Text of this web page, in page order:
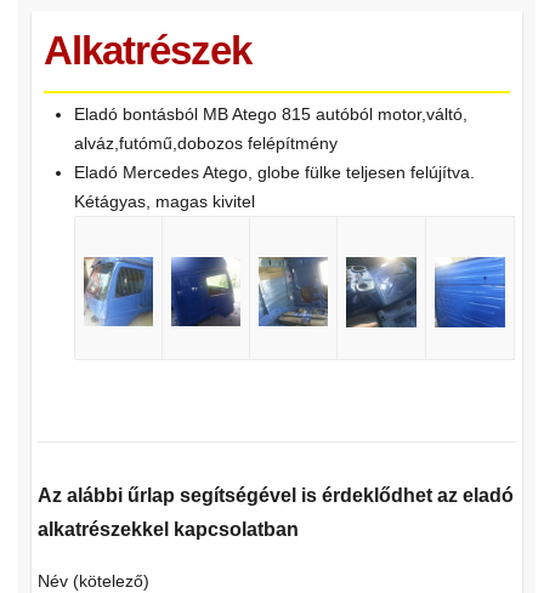
Alkatrészek
Eladó bontásból MB Atego 815 autóból motor,váltó,
alváz,futómű,dobozos felépítmény
Eladó Mercedes Atego, globe fülke teljesen felújítva.
Kétágyas, magas kivitel
Az alábbi űrlap segítségével is érdeklődhet az eladó
alkatrészekkel kapcsolatban
Név (kötelező)